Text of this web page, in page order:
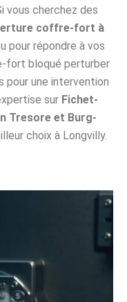
vous cherchez des
coffre-fort à
pour répondre à vos
fort bloqué perturber
une intervention
sur Fichet-
Tresore et Burg-
choix à Longvilly.